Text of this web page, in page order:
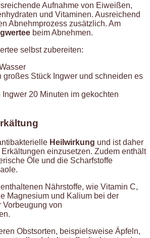
Aufnahme von Eiweißen,
und Vitaminen. Ausreichend
Abnehmprozess zusätzlich. Am
beim Abnehmen.
selbst zubereiten:
Stück Ingwer und schneiden es
20 Minuten im gekochten
Heilwirkung und ist daher
einzusetzen. Zudem enthält
Öle und die Scharfstoffe
Nährstoffe, wie Vitamin C,
Magnesium und Kalium bei der
Vorbeugung von
Obstsorten, beispielsweise Äpfeln,